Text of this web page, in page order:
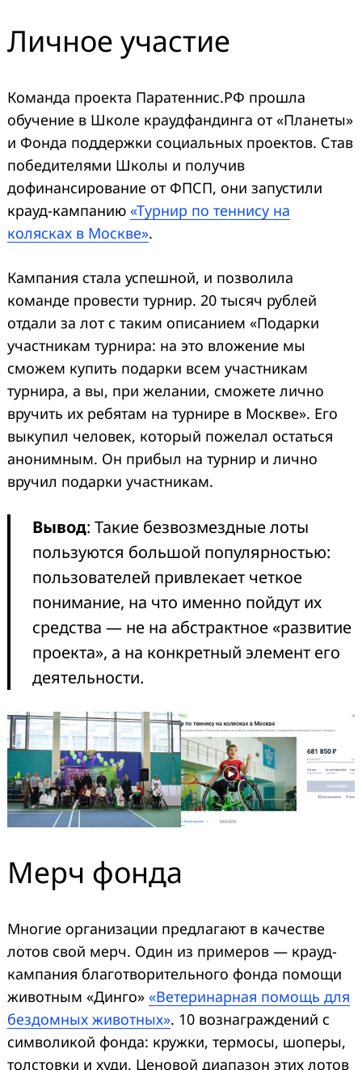
Личное участие
Команда проекта Паратеннис.РФ прошла
обучение в Школе краудфандинга от «Планеты»
и Фонда поддержки социальных проектов. Став
победителями Школы и получив
дофинансирование от ФПСП, они запустили
крауд-кампанию «Турнир по теннису на
колясках в Москве».
Кампания стала успешной, и позволила
команде провести турнир. 20 тысяч рублей
отдали за лот с таким описанием «Подарки
участникам турнира: на это вложение мы
сможем купить подарки всем участникам
турнира, а вы, при желании, сможете лично
вручить их ребятам на турнире в Москве». Его
выкупил человек, который пожелал остаться
анонимным. Он прибыл на турнир и лично
вручил подарки участникам.
Вывод: Такие безвозмездные лоты
пользуются большой популярностью:
пользователей привлекает четкое
понимание, на что именно пойдут их
средства — не на абстрактное «развитие
проекта», а на конкретный элемент его
деятельности.
Мерч фонда
Многие организации предлагают в качестве
лотов свой мерч. Один из примеров — крауд-
кампания благотворительного фонда помощи
животным «Динго» «Ветеринарная помощь для
бездомных животных». 10 вознаграждений с
символикой фонда: кружки, термосы, шоперы,
толстовки и худи. Ценовой диапазон этих лотов
Search